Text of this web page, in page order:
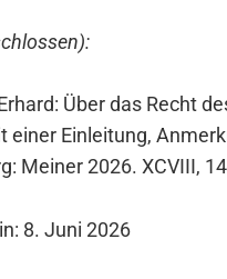
Über das Recht
einer Ein­lei­tung,
Mei­ner 2026. XCVIII,
8. Juni 2026